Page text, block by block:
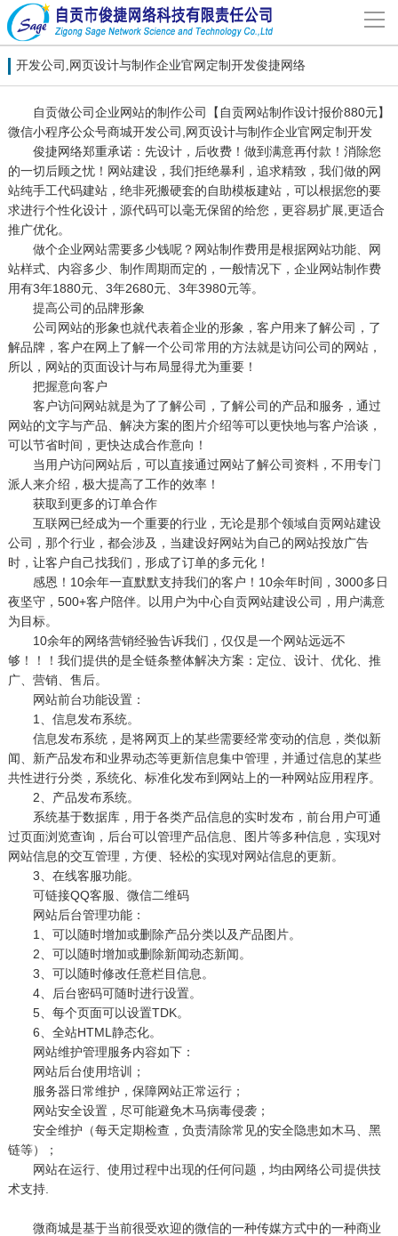
导
网站首页
关于我们
网站建设
联系我们
解决方案
开发公司,网页设计与制作企业官网定制开发俊捷网络
自贡做公司企业网站的制作公司【自贡网站制作设计报价880元】
微信小程序公众号商城开发公司,网页设计与制作企业官网定制开发
俊捷网络郑重承诺：先设计，后收费！做到满意再付款！消除您
的一切后顾之忧！网站建设，我们拒绝暴利，追求精致，我们做的网
站纯手工代码建站，绝非死搬硬套的自助模板建站，可以根据您的要
求进行个性化设计，源代码可以毫无保留的给您，更容易扩展,更适合
推广优化。
做个企业网站需要多少钱呢？网站制作费用是根据网站功能、网
站样式、内容多少、制作周期而定的，一般情况下，企业网站制作费
用有3年1880元、3年2680元、3年3980元等。
提高公司的品牌形象
公司网站的形象也就代表着企业的形象，客户用来了解公司，了
解品牌，客户在网上了解一个公司常用的方法就是访问公司的网站，
所以，网站的页面设计与布局显得尤为重要！
把握意向客户
客户访问网站就是为了了解公司，了解公司的产品和服务，通过
网站的文字与产品、解决方案的图片介绍等可以更快地与客户洽谈，
可以节省时间，更快达成合作意向！
当用户访问网站后，可以直接通过网站了解公司资料，不用专门
派人来介绍，极大提高了工作的效率！
获取到更多的订单合作
互联网已经成为一个重要的行业，无论是那个领域自贡网站建设
公司，那个行业，都会涉及，当建设好网站为自己的网站投放广告
时，让客户自己找我们，形成了订单的多元化！
感恩！10余年一直默默支持我们的客户！10余年时间，3000多日
夜坚守，500+客户陪伴。以用户为中心自贡网站建设公司，用户满意
为目标。
10余年的网络营销经验告诉我们，仅仅是一个网站远远不
够！！！我们提供的是全链条整体解决方案：定位、设计、优化、推
广、营销、售后。
网站前台功能设置：
1、信息发布系统。
信息发布系统，是将网页上的某些需要经常变动的信息，类似新
闻、新产品发布和业界动态等更新信息集中管理，并通过信息的某些
共性进行分类，系统化、标准化发布到网站上的一种网站应用程序。
2、产品发布系统。
系统基于数据库，用于各类产品信息的实时发布，前台用户可通
过页面浏览查询，后台可以管理产品信息、图片等多种信息，实现对
网站信息的交互管理，方便、轻松的实现对网站信息的更新。
3、在线客服功能。
可链接QQ客服、微信二维码
网站后台管理功能：
1、可以随时增加或删除产品分类以及产品图片。
2、可以随时增加或删除新闻动态新闻。
3、可以随时修改任意栏目信息。
4、后台密码可随时进行设置。
5、每个页面可以设置TDK。
6、全站HTML静态化。
网站维护管理服务内容如下：
网站后台使用培训；
服务器日常维护，保障网站正常运行；
网站安全设置，尽可能避免木马病毒侵袭；
安全维护（每天定期检查，负责清除常见的安全隐患如木马、黑
链等）；
网站在运行、使用过程中出现的任何问题，均由网络公司提供技
术支持.
微商城是基于当前很受欢迎的微信的一种传媒方式中的一种商业